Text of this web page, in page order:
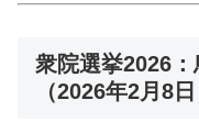
衆院選挙2026
（2026年2月8日